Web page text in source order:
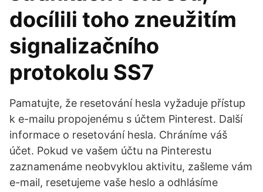
docílili toho zneužitím
signalizačního
protokolu SS7
Pamatujte, že resetování hesla vyžaduje přístup
k e-mailu propojenému s účtem Pinterest. Další
informace o resetování hesla. Chráníme váš
účet. Pokud ve vašem účtu na Pinterestu
zaznamenáme neobvyklou aktivitu, zašleme vám
e-mail, resetujeme vaše heslo a odhlásíme